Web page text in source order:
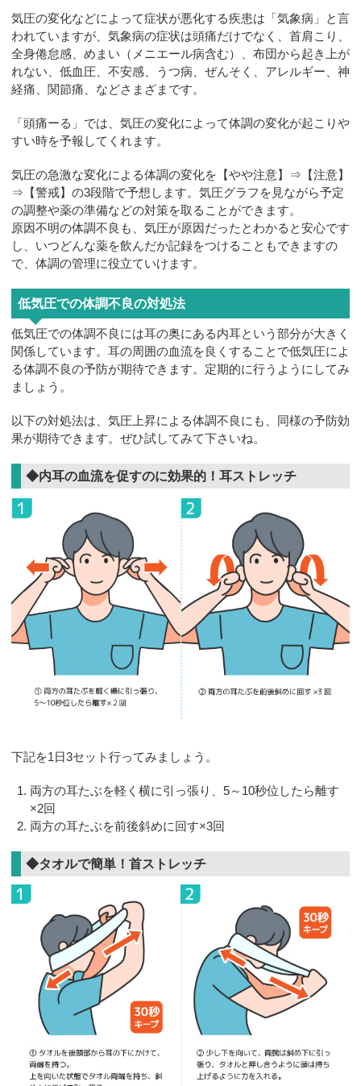
気圧の変化などによって症状が悪化する疾患は「気象病」と言
われていますが、気象病の症状は頭痛だけでなく、首肩こり、
全身倦怠感、めまい（メニエール病含む）、布団から起き上が
れない、低血圧、不安感、うつ病、ぜんそく、アレルギー、神
経痛、関節痛、などさまざまです。
「頭痛ーる」では、気圧の変化によって体調の変化が起こりや
すい時を予報してくれます。
気圧の急激な変化による体調の変化を【やや注意】⇒【注意】
⇒【警戒】の3段階で予想します。気圧グラフを見ながら予定
の調整や薬の準備などの対策を取ることができます。
原因不明の体調不良も、気圧が原因だったとわかると安心です
し、いつどんな薬を飲んだか記録をつけることもできますの
で、体調の管理に役立ていけます。
低気圧での体調不良の対処法
低気圧での体調不良には耳の奥にある内耳という部分が大きく
関係しています。耳の周囲の血流を良くすることで低気圧によ
る体調不良の予防が期待できます。定期的に行うようにしてみ
ましょう。
以下の対処法は、気圧上昇による体調不良にも、同様の予防効
果が期待できます。ぜひ試してみて下さいね。
◆内耳の血流を促すのに効果的！耳ストレッチ
下記を1日3セット行ってみましょう。
両方の耳たぶを軽く横に引っ張り、5～10秒位したら離す
×2回
両方の耳たぶを前後斜めに回す×3回
◆タオルで簡単！首ストレッチ